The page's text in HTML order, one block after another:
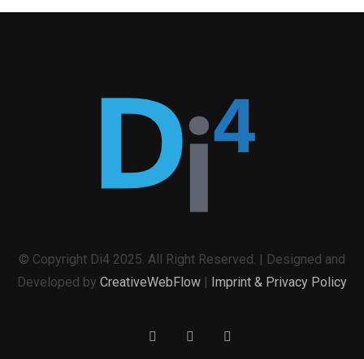
© Copyright Di4 2025. All Right Reserved. | Designed and
Developed by CreativeWebFlow Imprint & Privacy Policy